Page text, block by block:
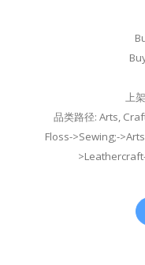
上
品类路径: Arts,
Floss->Sewing;-